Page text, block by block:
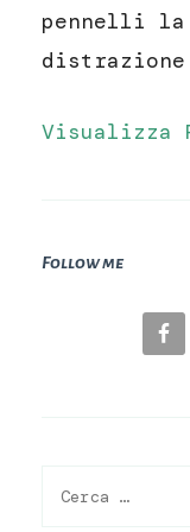
pennelli
distrazione
Visualizza
Follow me
Ricerca